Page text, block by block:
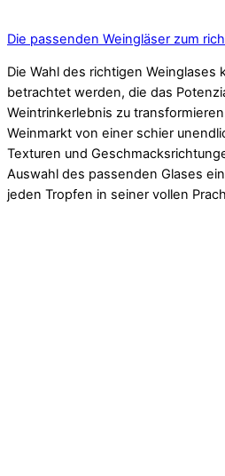
Die passenden Weingläser zum
Die Wahl des richtigen Weinglases
betrachtet werden, die das
Weintrinkerlebnis zu
Weinmarkt von einer schier
Texturen und
Auswahl des passenden Glases
jeden Tropfen in seiner vollen